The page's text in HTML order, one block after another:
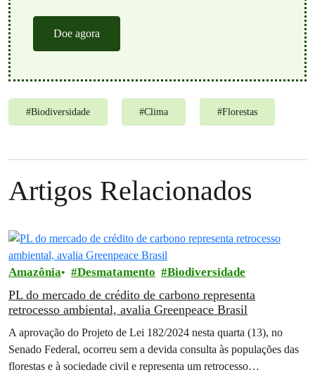
Doe agora
#Biodiversidade #Clima #Florestas
Artigos Relacionados
Amazônia Desmatamento Biodiversidade
PL do mercado de crédito de carbono representa
retrocesso ambiental, avalia Greenpeace Brasil
A aprovação do Projeto de Lei 182/2024 nesta quarta (13), no
Senado Federal, ocorreu sem a devida consulta às populações das
florestas e à sociedade civil e representa um retrocesso…